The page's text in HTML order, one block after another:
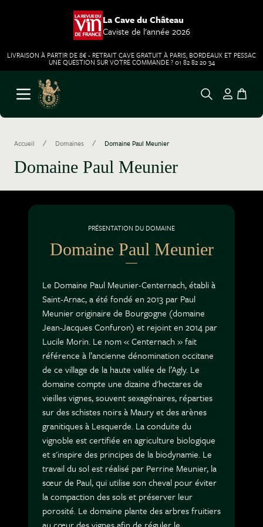
La Cave du Château
Caviste de l'année 2026
LIVRAISON À PARTIR DE 8€ - RETRAIT CAVE GRATUIT À PARIS, BORDEAUX ET PESSAC
UNE QUESTION SUR VOTRE COMMANDE ? 01 82 82 20 34
Aller au contenu
Ouvrir le menu
Accueil / Domaines / Domaine Paul Meunier
Domaine Paul Meunier
PRÉSENTATION DU DOMAINE
Domaine Paul Meunier
Le Domaine Paul Meunier-Centernach, établi à
Saint-Arnac, a été fondé en 2013 par Paul
Meunier originaire de Bourgogne (domaine
Jean-Jacques Confuron) et rejoint en 2014 par
Lucile Morin. Le nom « Centernach » fait
référence à l’ancienne dénomination occitane
de ce village de la haute vallée de l’Agly. Le
domaine compte une dizaine d'hectares de
vieilles vignes, souvent sexagénaires, réparties
sur des schistes noirs à Maury et des arènes
granitiques à Lesquerde. La conduite du
vignoble est certifiée en agriculture biologique
et s'inspire des principes de la biodynamie. Le
travail du sol est réalisé par Perrine Meunier, la
sœur de Paul, qui utilise son cheval pour éviter
la compaction des sols et préserver leur
porosité. Le domaine plante des arbres fruitiers